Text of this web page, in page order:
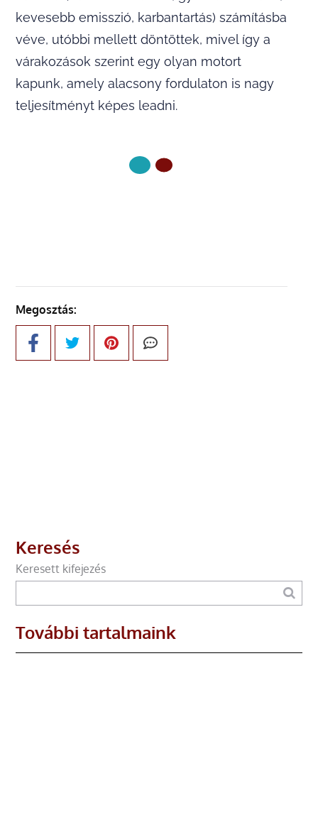
kevesebb emisszió, karbantartás) számításba
véve, utóbbi mellett döntöttek, mivel így a
várakozások szerint egy olyan motort
kapunk, amely alacsony fordulaton is nagy
teljesítményt képes leadni.
Megosztás:
Keresés
Keresett kifejezés
További tartalmaink